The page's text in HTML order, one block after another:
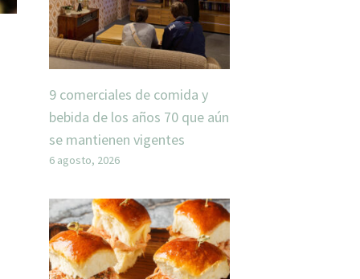
9 comerciales de comida y
bebida de los años 70 que aún
se mantienen vigentes
6 agosto, 2026